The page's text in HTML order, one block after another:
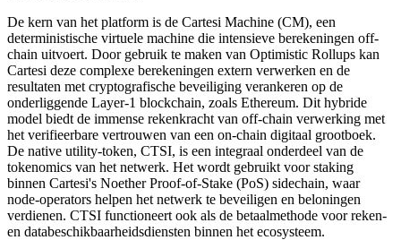
De kern van het platform is de Cartesi Machine (CM), een
deterministische virtuele machine die intensieve berekeningen off-
chain uitvoert. Door gebruik te maken van Optimistic Rollups kan
Cartesi deze complexe berekeningen extern verwerken en de
resultaten met cryptografische beveiliging verankeren op de
onderliggende Layer-1 blockchain, zoals Ethereum. Dit hybride
model biedt de immense rekenkracht van off-chain verwerking met
het verifieerbare vertrouwen van een on-chain digitaal grootboek.
De native utility-token, CTSI, is een integraal onderdeel van de
tokenomics van het netwerk. Het wordt gebruikt voor staking
binnen Cartesi's Noether Proof-of-Stake (PoS) sidechain, waar
node-operators helpen het netwerk te beveiligen en beloningen
verdienen. CTSI functioneert ook als de betaalmethode voor reken-
en databeschikbaarheidsdiensten binnen het ecosysteem.